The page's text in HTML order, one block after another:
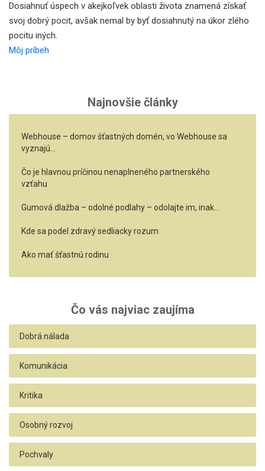
Dosiahnuť úspech v akejkoľvek oblasti života znamená získať
svoj dobrý pocit, avšak nemal by byť dosiahnutý na úkor zlého
pocitu iných.
Môj príbeh
Najnovšie články
Webhouse – domov šťastných domén, vo Webhouse sa
vyznajú…
Čo je hlavnou príčinou nenaplneného partnerského
vzťahu
Gumová dlažba – odolné podlahy – odolajte im, inak…
Kde sa podel zdravý sedliacky rozum
Ako mať šťastnú rodinu
Čo vás najviac zaujíma
Dobrá nálada
Komunikácia
Kritika
Osobný rozvoj
Pochvaly